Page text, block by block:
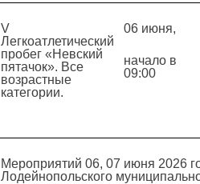
V
Легкоатлетический
пробег «Невский
пятачок». Все
возрастные
категории.
06 июня,
начало в
09:00
Мероприятий 06, 07 июня 2026
Лодейнопольского